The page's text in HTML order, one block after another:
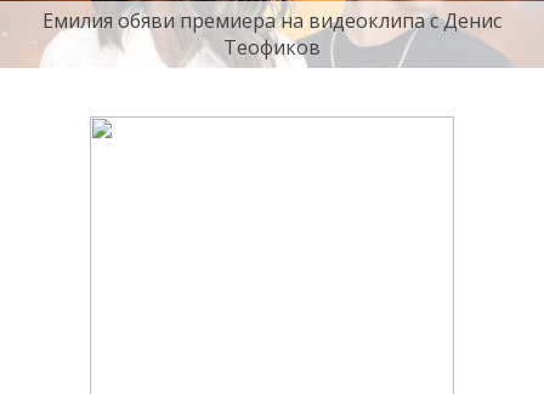
Емилия обяви премиера на видеоклипа с Денис
Теофиков